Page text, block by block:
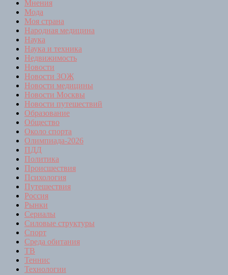
Мнения
Мода
Моя страна
Народная медицина
Наука
Наука и техника
Недвижимость
Новости
Новости ЗОЖ
Новости медицины
Новости Москвы
Новости путешествий
Образование
Общество
Около спорта
Олимпиада-2026
ПДД
Политика
Происшествия
Психология
Путешествия
Россия
Рынки
Сериалы
Силовые структуры
Спорт
Среда обитания
ТВ
Теннис
Технологии